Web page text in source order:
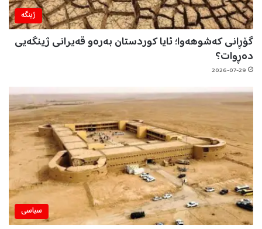
ژینگه‌
گۆڕانی کەشوهەوا؛ ئایا کوردستان بەرەو قەیرانی ژینگەیی
دەڕوات؟
2026-07-29
سیاسی